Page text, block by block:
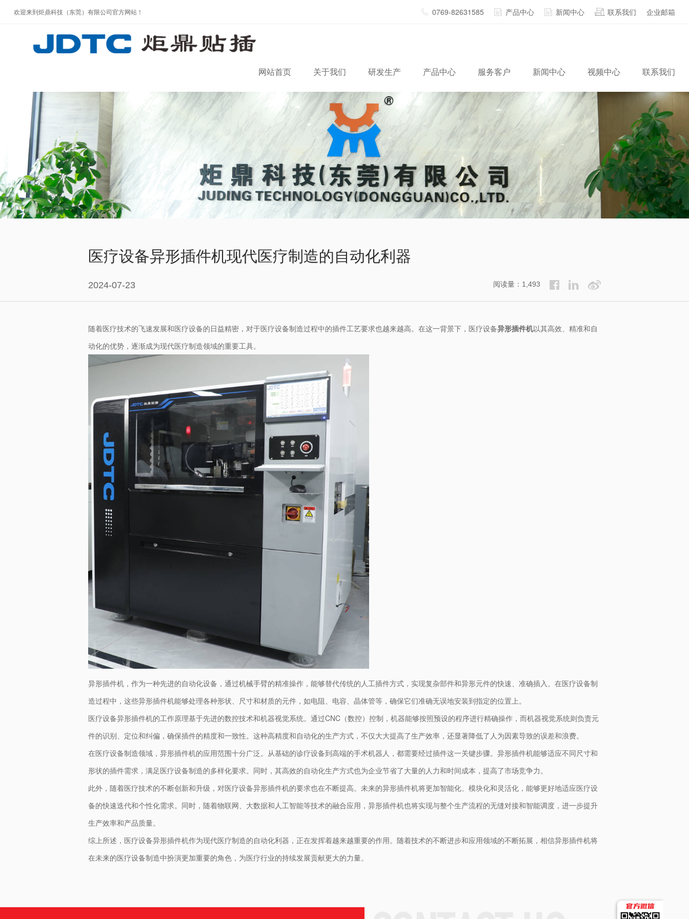
欢迎来到炬鼎科技（东莞）有限公司官方网站！ 0769-82631585 产品中心 新闻中心 联系我们 企业邮箱
网站首页 关于我们 研发生产 产品中心 服务客户 新闻中心 视频中心 联系我们
医疗设备异形插件机现代医疗制造的自动化利器
2024-07-23 阅读量：1,493
随着医疗技术的飞速发展和医疗设备的日益精密，对于医疗设备制造过程中的插件工艺要求也越来越高。在这一背景下，医疗设备异形插件机以其高效、精准和自
动化的优势，逐渐成为现代医疗制造领域的重要工具。
异形插件机，作为一种先进的自动化设备，通过机械手臂的精准操作，能够替代传统的人工插件方式，实现复杂部件和异形元件的快速、准确插入。在医疗设备制
造过程中，这些异形插件机能够处理各种形状、尺寸和材质的元件，如电阻、电容、晶体管等，确保它们准确无误地安装到指定的位置上。
医疗设备异形插件机的工作原理基于先进的数控技术和机器视觉系统。通过CNC（数控）控制，机器能够按照预设的程序进行精确操作，而机器视觉系统则负责元
件的识别、定位和纠偏，确保插件的精度和一致性。这种高精度和自动化的生产方式，不仅大大提高了生产效率，还显著降低了人为因素导致的误差和浪费。
在医疗设备制造领域，异形插件机的应用范围十分广泛。从基础的诊疗设备到高端的手术机器人，都需要经过插件这一关键步骤。异形插件机能够适应不同尺寸和
形状的插件需求，满足医疗设备制造的多样化要求。同时，其高效的自动化生产方式也为企业节省了大量的人力和时间成本，提高了市场竞争力。
此外，随着医疗技术的不断创新和升级，对医疗设备异形插件机的要求也在不断提高。未来的异形插件机将更加智能化、模块化和灵活化，能够更好地适应医疗设
备的快速迭代和个性化需求。同时，随着物联网、大数据和人工智能等技术的融合应用，异形插件机也将实现与整个生产流程的无缝对接和智能调度，进一步提升
生产效率和产品质量。
综上所述，医疗设备异形插件机作为现代医疗制造的自动化利器，正在发挥着越来越重要的作用。随着技术的不断进步和应用领域的不断拓展，相信异形插件机将
在未来的医疗设备制造中扮演更加重要的角色，为医疗行业的持续发展贡献更大的力量。